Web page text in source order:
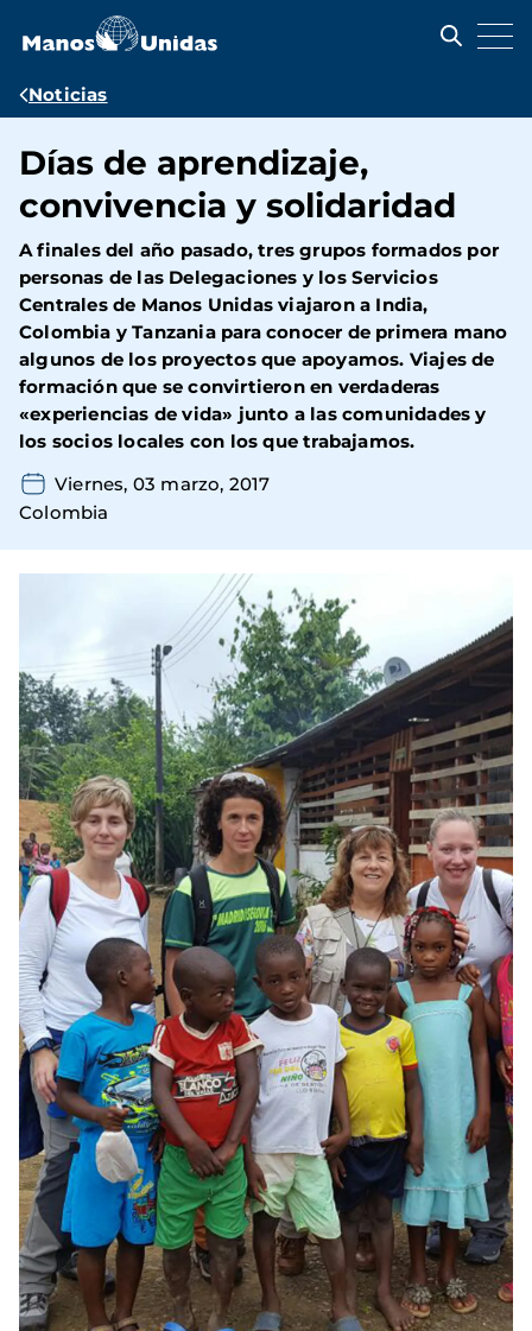
contenido
Ruta
navegación
Noticias
Días de aprendizaje,
convivencia y solidaridad
A finales del año pasado, tres grupos formados por
personas de las Delegaciones y los Servicios
Centrales de Manos Unidas viajaron a India,
Colombia y Tanzania para conocer de primera mano
algunos de los proyectos que apoyamos. Viajes de
formación que se convirtieron en verdaderas
«experiencias de vida» junto a las comunidades y
los socios locales con los que trabajamos.
Viernes, 03 marzo, 2017
Colombia